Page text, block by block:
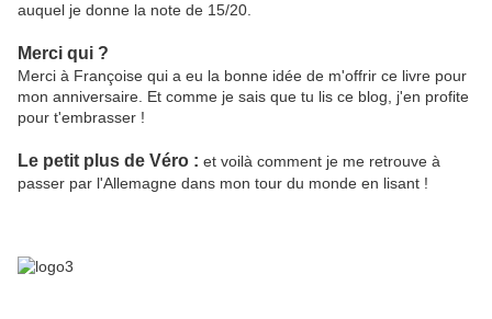
auquel je donne la note de 15/20.
Merci qui ?
Merci à Françoise qui a eu la bonne idée de m'offrir ce livre pour
mon anniversaire. Et comme je sais que tu lis ce blog, j'en profite
pour t'embrasser !
Le petit plus de Véro : et voilà comment je me retrouve à
passer par l'Allemagne dans mon tour du monde en lisant !